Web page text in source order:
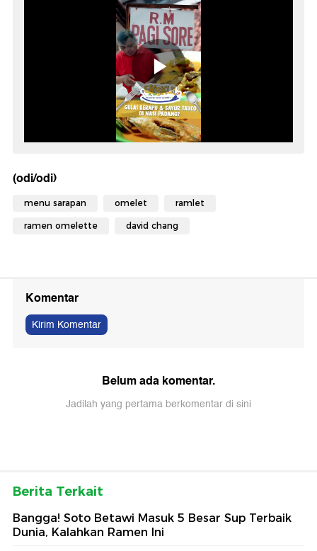
(odi/odi)
menu sarapan omelet ramlet
ramen omelette david chang
Komentar
Kirim Komentar
Belum ada komentar.
Jadilah yang pertama berkomentar di sini
Berita Terkait
Bangga! Soto Betawi Masuk 5 Besar Sup Terbaik
Dunia, Kalahkan Ramen Ini